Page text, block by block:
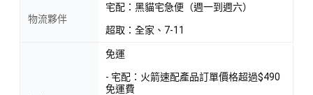
物流夥伴
宅配：黑貓宅急便（週一到週六）
超取：全家、7-11
免運
- 宅配：火箭速配產品訂單價格超過$490
免運費